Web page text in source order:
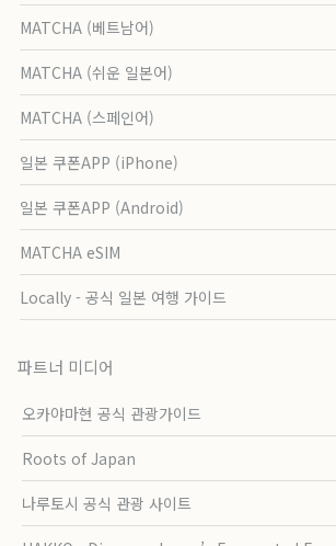
MATCHA (베트남어)
MATCHA (쉬운 일본어)
MATCHA (스페인어)
일본 쿠폰APP (iPhone)
일본 쿠폰APP (Android)
MATCHA eSIM
Locally - 공식 일본 여행 가이드
파트너 미디어
오카야마현 공식 관광가이드
Roots of Japan
나루토시 공식 관광 사이트